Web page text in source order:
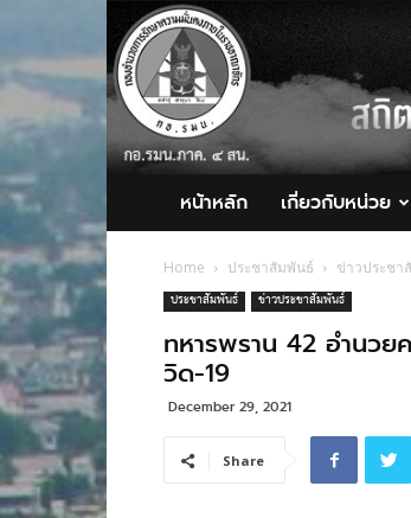
กอ.รมน.ภาค
4
สน.
หน้าหลัก เกี่ยวกับหน่วย
Home ประชาสัมพันธ์ ข่าวประชา
ประชาสัมพันธ์ ข่าวประชาสัมพันธ์
ทหารพราน 42 อำนวย
วิด-19
December 29, 2021
Share